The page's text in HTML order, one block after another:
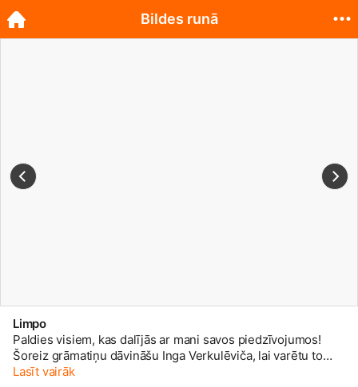
Limpo
Paldies visiem, kas dalījās ar mani savos piedzīvojumos!
Šoreiz grāmatiņu dāvināšu Inga Verkulēviča, lai varētu to
lasīt priekšā kādam mazam ķiparam! Lai saņemtu balvu,
Lasīt vairāk
Bildes runā